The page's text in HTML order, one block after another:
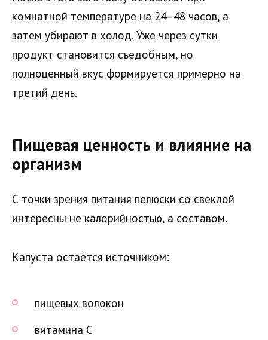
комнатной температуре на 24–48 часов, а
затем убирают в холод. Уже через сутки
продукт становится съедобным, но
полноценный вкус формируется примерно на
третий день.
Пищевая ценность и влияние на
организм
С точки зрения питания пелюски со свеклой
интересны не калорийностью, а составом.
Капуста остаётся источником:
пищевых волокон
витамина C